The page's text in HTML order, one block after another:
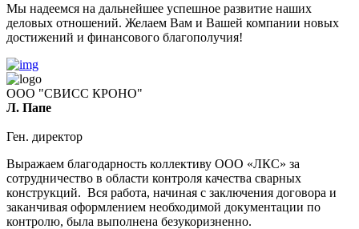
Мы надеемся на дальнейшее успешное развитие наших
деловых отношений. Желаем Вам и Вашей компании новых
достижений и финансового благополучия!
ООО "СВИСС КРОНО"
Л. Папе
Ген. директор
Выражаем благодарность коллективу ООО «ЛКС» за
сотрудничество в области контроля качества сварных
конструкций. Вся работа, начиная с заключения договора и
заканчивая оформлением необходимой документации по
контролю, была выполнена безукоризненно.